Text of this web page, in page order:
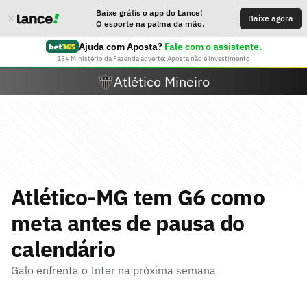
Baixe grátis o app do Lance!
O esporte na palma da mão.
Baixe agora
Ajuda com Aposta? Fale com o assistente.
18+ Ministério da Fazenda adverte: Aposta não é investimento
Atlético Mineiro
Atlético-MG tem G6 como
meta antes de pausa do
calendário
Galo enfrenta o Inter na próxima semana